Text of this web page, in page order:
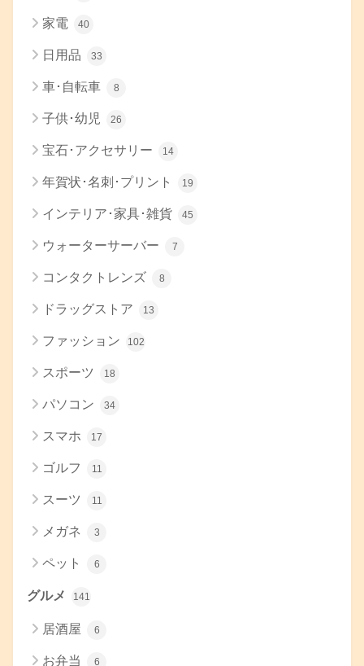
家電 40
日用品 33
車･自転車 8
子供･幼児 26
宝石･アクセサリー 14
年賀状･名刺･プリント 19
インテリア･家具･雑貨 45
ウォーターサーバー 7
コンタクトレンズ 8
ドラッグストア 13
ファッション 102
スポーツ 18
パソコン 34
スマホ 17
ゴルフ 11
スーツ 11
メガネ 3
ペット 6
グルメ 141
居酒屋 6
お弁当 6